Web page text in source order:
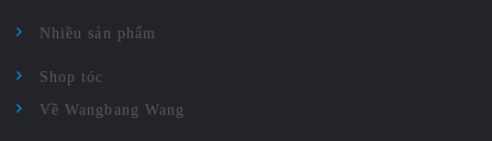
Nhiều sản phẩm
Shop tóc
Về Wangbang Wang